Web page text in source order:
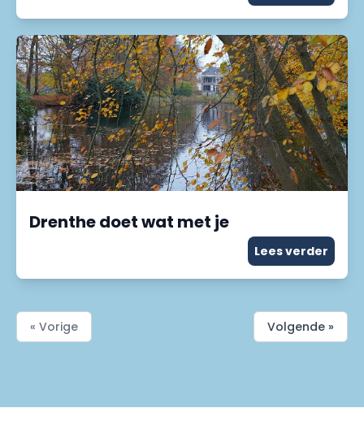
Drenthe doet wat met je
Lees verder
« Vorige Volgende »